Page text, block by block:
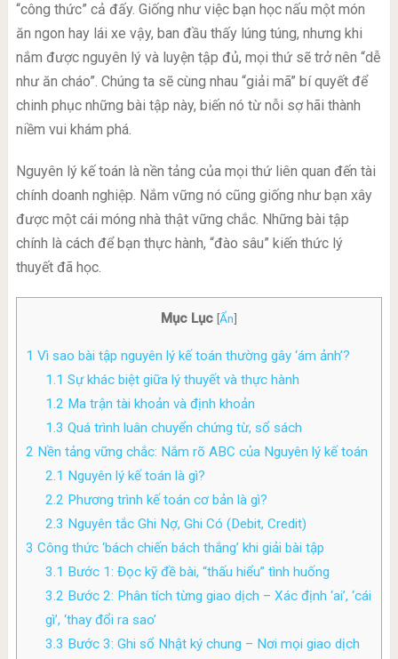
“công thức” cả đấy. Giống như việc bạn học nấu một món
ăn ngon hay lái xe vậy, ban đầu thấy lúng túng, nhưng khi
nắm được nguyên lý và luyện tập đủ, mọi thứ sẽ trở nên “dễ
như ăn cháo”. Chúng ta sẽ cùng nhau “giải mã” bí quyết để
chinh phục những bài tập này, biến nó từ nỗi sợ hãi thành
niềm vui khám phá.
Nguyên lý kế toán là nền tảng của mọi thứ liên quan đến tài
chính doanh nghiệp. Nắm vững nó cũng giống như bạn xây
được một cái móng nhà thật vững chắc. Những bài tập
chính là cách để bạn thực hành, “đào sâu” kiến thức lý
thuyết đã học.
Mục Lục [Ẩn]
1 Vì sao bài tập nguyên lý kế toán thường gây ‘ám ảnh’?
1.1 Sự khác biệt giữa lý thuyết và thực hành
1.2 Ma trận tài khoản và định khoản
1.3 Quá trình luân chuyển chứng từ, sổ sách
2 Nền tảng vững chắc: Nắm rõ ABC của Nguyên lý kế toán
2.1 Nguyên lý kế toán là gì?
2.2 Phương trình kế toán cơ bản là gì?
2.3 Nguyên tắc Ghi Nợ, Ghi Có (Debit, Credit)
3 Công thức ‘bách chiến bách thắng’ khi giải bài tập
3.1 Bước 1: Đọc kỹ đề bài, “thấu hiểu” tình huống
3.2 Bước 2: Phân tích từng giao dịch – Xác định ‘ai’, ‘cái
gì’, ‘thay đổi ra sao’
3.3 Bước 3: Ghi sổ Nhật ký chung – Nơi mọi giao dịch